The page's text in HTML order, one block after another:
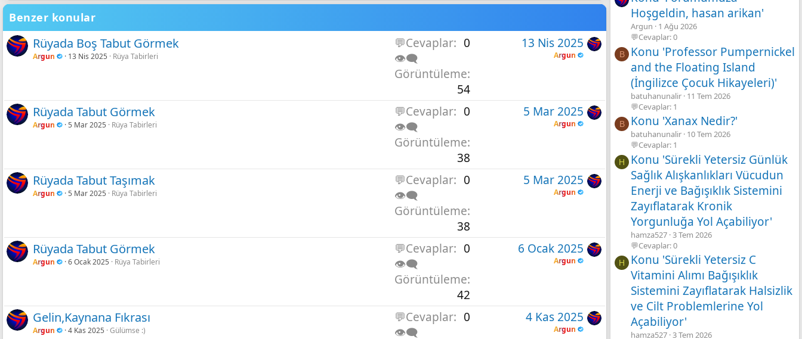
26
Gölgeli Mor
Gölgeli Gül Rengi
Gölgeli Siyah
Shadow neon
Times New Roman
Verdana
Benzer konular
Rüyada Boş Tabut Görmek
Argun 13 Nis 2025 Rüya Tabirleri
💬Cevaplar
0
👁️‍🗨️
Görüntüleme
54
13 Nis 2025
Argun
Rüyada Tabut Görmek
Argun 5 Mar 2025 Rüya Tabirleri
💬Cevaplar
0
👁️‍🗨️
Görüntüleme
38
5 Mar 2025
Argun
Rüyada Tabut Taşımak
Argun 5 Mar 2025 Rüya Tabirleri
💬Cevaplar
0
👁️‍🗨️
Görüntüleme
38
5 Mar 2025
Argun
Rüyada Tabut Görmek
Argun 6 Ocak 2025 Rüya Tabirleri
💬Cevaplar
0
👁️‍🗨️
Görüntüleme
42
6 Ocak 2025
Argun
Gelin,Kaynana Fıkrası
Argun 4 Kas 2025 Gülümse :)
💬Cevaplar
0
👁️‍🗨️
4 Kas 2025
Argun
Hoşgeldin, hasan arikan'
Argun
1 Ağu 2026
💬Cevaplar: 0
B
Konu 'Professor Pumpernickel
and the Floating Island
(İngilizce Çocuk Hikayeleri)'
batuhanunalir 11 Tem 2026
💬Cevaplar: 1
B Konu 'Xanax Nedir?'
batuhanunalir 10 Tem 2026
💬Cevaplar: 1
H
Konu 'Sürekli Yetersiz Günlük
Sağlık Alışkanlıkları Vücudun
Enerji ve Bağışıklık Sistemini
Zayıflatarak Kronik
Yorgunluğa Yol Açabiliyor'
hamza527 3 Tem 2026
💬Cevaplar: 0
H
Konu 'Sürekli Yetersiz C
Vitamini Alımı Bağışıklık
Sistemini Zayıflatarak Halsizlik
ve Cilt Problemlerine Yol
Açabiliyor'
hamza527 3 Tem 2026